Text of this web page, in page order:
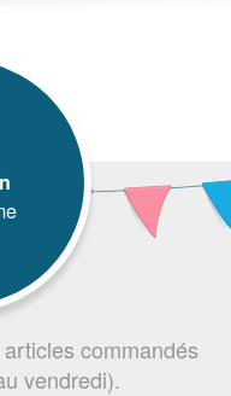
commandés
vendredi).